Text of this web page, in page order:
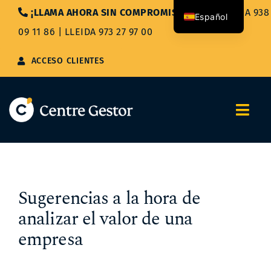
Saltar
contenido
¡LLAMA AHORA SIN COMPROMISO!|BARCELONA 938
09 11 86
LLEIDA 973 27 97 00
ACCESO CLIENTES
Asesoría Integral
Sugerencias a la hora de
analizar el valor de una
empresa
Español
Català